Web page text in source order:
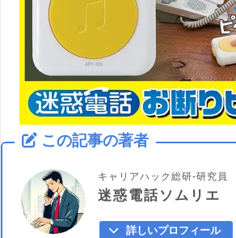
この記事の著者
キャリアハック総研-研究員
迷惑電話ソムリエ
詳しいプロフィール